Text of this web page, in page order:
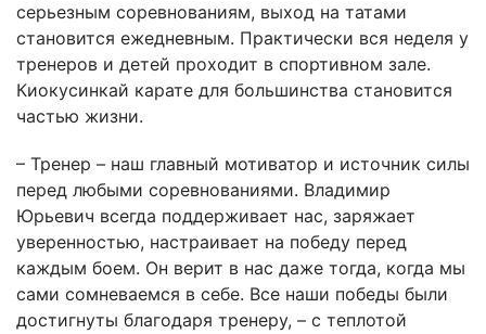
серьезным соревнованиям, выход на татами
становится ежедневным. Практически вся неделя у
тренеров и детей проходит в спортивном зале.
Киокусинкай карате для большинства становится
частью жизни.
– Тренер – наш главный мотиватор и источник силы
перед любыми соревнованиями. Владимир
Юрьевич всегда поддерживает нас, заряжает
уверенностью, настраивает на победу перед
каждым боем. Он верит в нас даже тогда, когда мы
сами сомневаемся в себе. Все наши победы были
достигнуты благодаря тренеру, – с теплотой